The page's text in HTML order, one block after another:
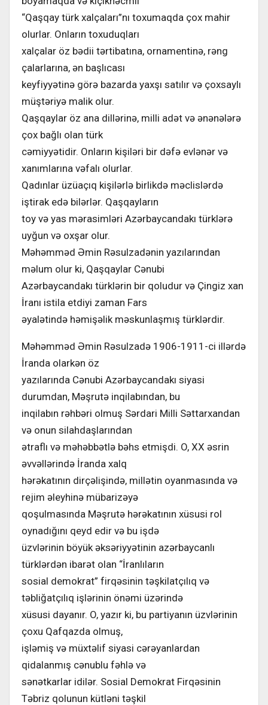
“Qaşqay türk xalçaları”nı toxumaqda çox mahir
olurlar. Onların toxuduqları
xalçalar öz bədii tərtibatına, ornamentinə, rəng
çalarlarına, ən başlıcası
keyfiyyətinə görə bazarda yaxşı satılır və çoxsaylı
müştəriyə malik olur.
Qaşqaylar öz ana dillərinə, milli adət və ənənələrə
çox bağlı olan türk
cəmiyyətidir. Onların kişiləri bir dəfə evlənər və
xanımlarına vəfalı olurlar.
Qadınlar üzüaçıq kişilərlə birlikdə məclislərdə
iştirak edə bilərlər. Qaşqayların
toy və yas mərasimləri Azərbaycandakı türklərə
uyğun və oxşar olur.
Məhəmməd Əmin Rəsulzadənin yazılarından
məlum olur ki, Qaşqaylar Cənubi
Azərbaycandakı türklərin bir qoludur və Çingiz xan
İranı istila etdiyi zaman Fars
əyalətində həmişəlik məskunlaşmış türklərdir.
Məhəmməd Əmin Rəsulzadə 1906-1911-ci illərdə
İranda olarkən öz
yazılarında Cənubi Azərbaycandakı siyasi
durumdan, Məşrutə inqilabından, bu
inqilabın rəhbəri olmuş Sərdari Milli Səttarxandan
və onun silahdaşlarından
ətraflı və məhəbbətlə bəhs etmişdi. O, XX əsrin
əvvəllərində İranda xalq
hərəkatının dirçəlişində, millətin oyanmasında və
rejim əleyhinə mübarizəyə
qoşulmasında Məşrutə hərəkatının xüsusi rol
oynadığını qeyd edir və bu işdə
üzvlərinin böyük əksəriyyətinin azərbaycanlı
türklərdən ibarət olan “İranlıların
sosial demokrat” firqəsinin təşkilatçılıq və
təbliğatçılıq işlərinin önəmi üzərində
xüsusi dayanır. O, yazır ki, bu partiyanın üzvlərinin
çoxu Qafqazda olmuş,
işləmiş və müxtəlif siyasi cərəyanlardan
qidalanmış cənublu fəhlə və
sənətkarlar idilər. Sosial Demokrat Firqəsinin
Təbriz qolunun kütləni təşkil